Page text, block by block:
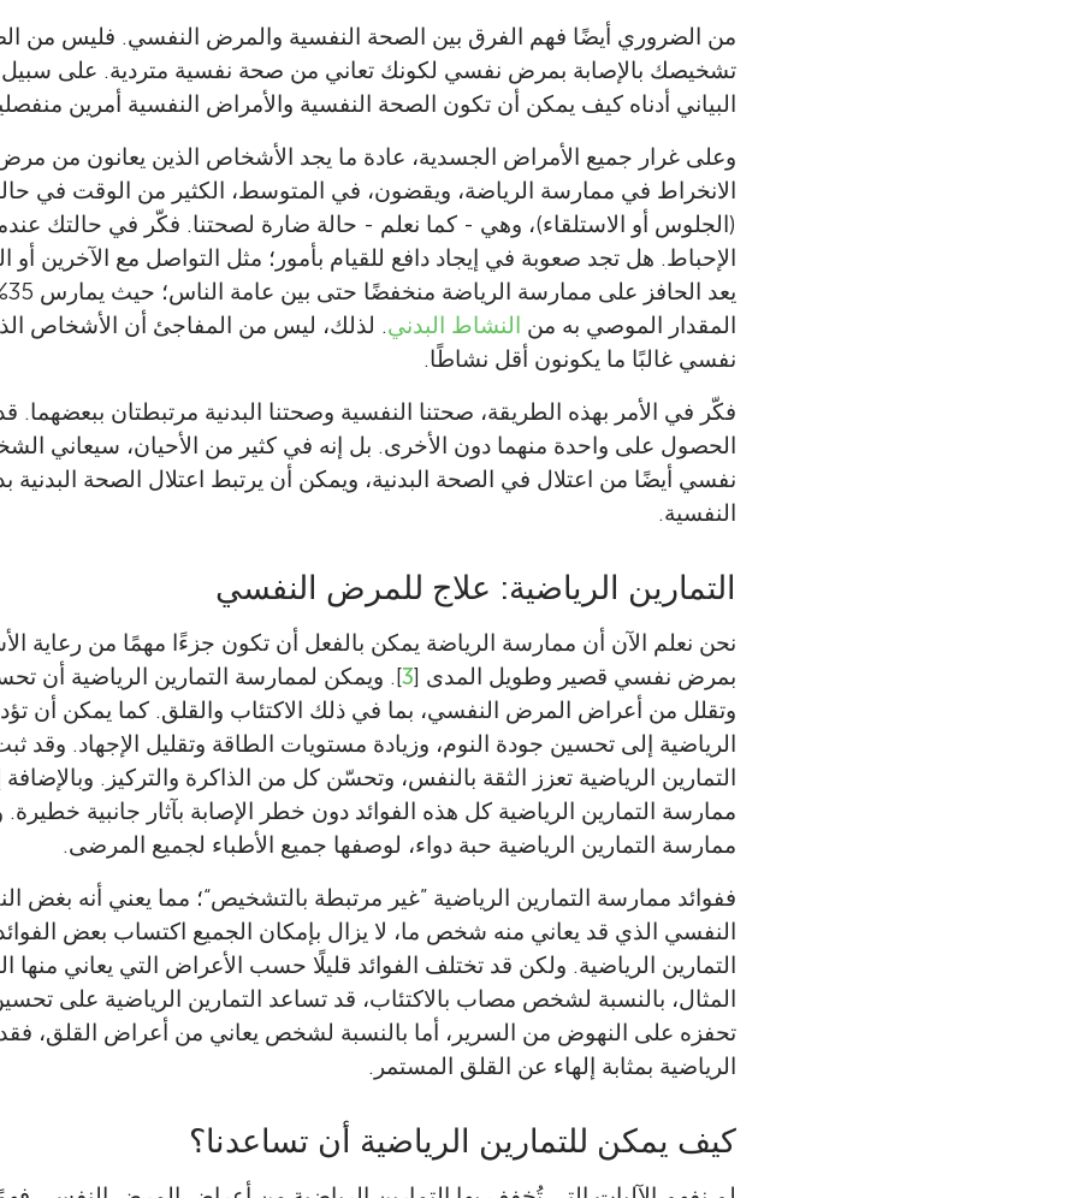
من الضروري أيضًا فهم الفرق بين الصحة النفسية والمرض النفسي. فليس من
تشخيصك بالإصابة بمرض نفسي لكونك تعاني من صحة نفسية متردية. على سبيل
البياني أدناه كيف يمكن أن تكون الصحة النفسية والأمراض النفسية أمرين
وعلى غرار جميع الأمراض الجسدية، عادة ما يجد الأشخاص الذين يعانون من
الانخراط في ممارسة الرياضة، ويقضون، في المتوسط، الكثير من الوقت في
(الجلوس أو الاستلقاء)، وهي - كما نعلم - حالة ضارة لصحتنا. فكّر في حالتك
الإحباط. هل تجد صعوبة في إيجاد دافع للقيام بأمور؛ مثل التواصل مع الآخرين
المقدار الموصي به من النشاط البدني. لذلك، ليس من المفاجئ أن الأشخاص
نفسي غالبًا ما يكونون أقل نشاطًا.
فكّر في الأمر بهذه الطريقة، صحتنا النفسية وصحتنا البدنية مرتبطتان
الحصول على واحدة منهما دون الأخرى. بل إنه في كثير من الأحيان، سيعاني
نفسي أيضًا من اعتلال في الصحة البدنية، ويمكن أن يرتبط اعتلال الصحة البدنية
النفسية.
التمارين الرياضية: علاج للمرض النفسي
نحن نعلم الآن أن ممارسة الرياضة يمكن بالفعل أن تكون جزءًا مهمًا من رعاية
بمرض نفسي قصير وطويل المدى [3]. ويمكن لممارسة التمارين الرياضية أن
وتقلل من أعراض المرض النفسي، بما في ذلك الاكتئاب والقلق. كما يمكن أن
الرياضية إلى تحسين جودة النوم، وزيادة مستويات الطاقة وتقليل الإجهاد. وقد
التمارين الرياضية تعزز الثقة بالنفس، وتحسّن كل من الذاكرة والتركيز. وبالإضافة
ممارسة التمارين الرياضية كل هذه الفوائد دون خطر الإصابة بآثار جانبية خطيرة.
ممارسة التمارين الرياضية حبة دواء، لوصفها جميع الأطباء لجميع المرضى.
ففوائد ممارسة التمارين الرياضية ”غير مرتبطة بالتشخيص“؛ مما يعني أنه بغض
النفسي الذي قد يعاني منه شخص ما، لا يزال بإمكان الجميع اكتساب بعض
التمارين الرياضية. ولكن قد تختلف الفوائد قليلًا حسب الأعراض التي يعاني
المثال، بالنسبة لشخص مصاب بالاكتئاب، قد تساعد التمارين الرياضية على
تحفزه على النهوض من السرير، أما بالنسبة لشخص يعاني من أعراض القلق، فقد
الرياضية بمثابة إلهاء عن القلق المستمر.
كيف يمكن للتمارين الرياضية أن تساعدنا؟